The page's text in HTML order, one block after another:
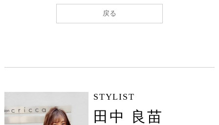
戻る
STYLIST
田中 良苗